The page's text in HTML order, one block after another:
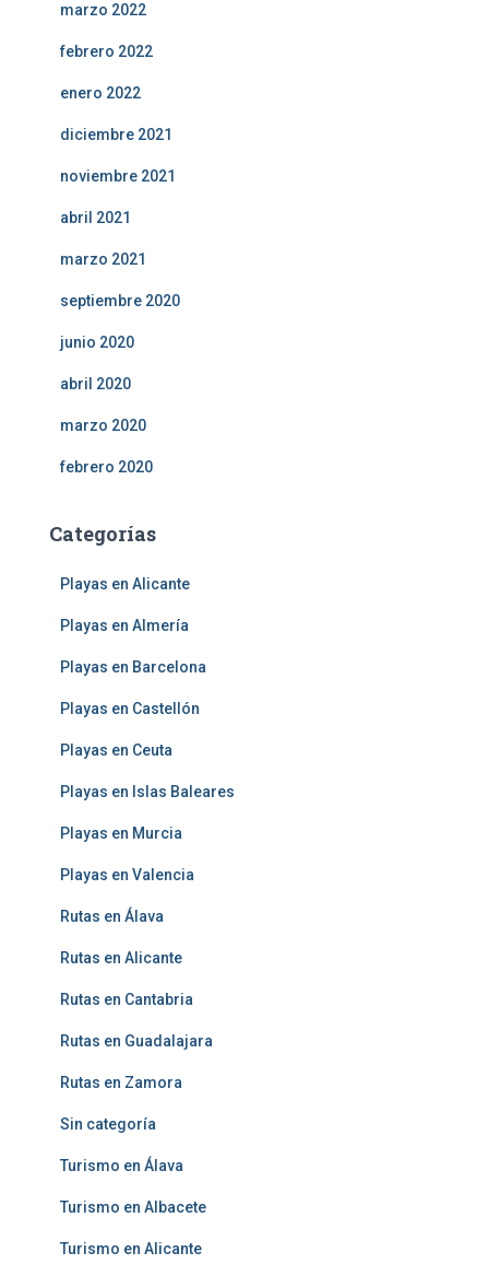
marzo 2022
febrero 2022
enero 2022
diciembre 2021
noviembre 2021
abril 2021
marzo 2021
septiembre 2020
junio 2020
abril 2020
marzo 2020
febrero 2020
Categorías
Playas en Alicante
Playas en Almería
Playas en Barcelona
Playas en Castellón
Playas en Ceuta
Playas en Islas Baleares
Playas en Murcia
Playas en Valencia
Rutas en Álava
Rutas en Alicante
Rutas en Cantabria
Rutas en Guadalajara
Rutas en Zamora
Sin categoría
Turismo en Álava
Turismo en Albacete
Turismo en Alicante